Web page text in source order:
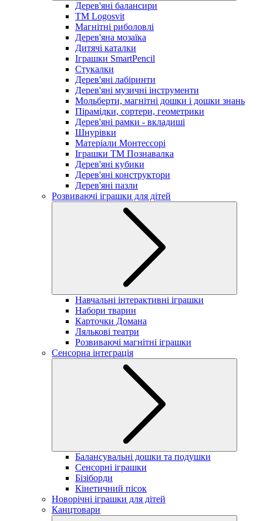
Дерев'яні балансири
TM Logosvit
Магнітні риболовлі
Дерев'яна мозаїка
Дитячі каталки
Іграшки SmartPencil
Стукалки
Дерев'яні лабіринти
Дерев'яні музичні інструменти
Мольберти, магнітні дошки і дошки знань
Пірамідки, сортери, геометрики
Дерев'яні рамки - вкладиші
Шнурівки
Матеріали Монтессорі
Іграшки ТМ Познавалка
Дерев'яні кубики
Дерев'яні конструктори
Дерев'яні пазли
Розвиваючі іграшки для дітей
Навчальні інтерактивні іграшки
Набори тварин
Карточки Домана
Лялькові театри
Розвиваючі магнітні іграшки
Сенсорна інтеграція
Балансувальні дошки та подушки
Сенсорні іграшки
Бізіборди
Кінетичний пісок
Новорічні іграшки для дітей
Канцтовари